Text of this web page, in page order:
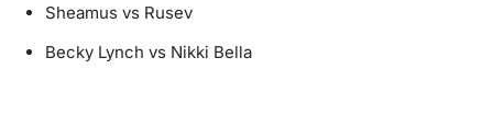
Sheamus vs Rusev
Becky Lynch vs Nikki Bella